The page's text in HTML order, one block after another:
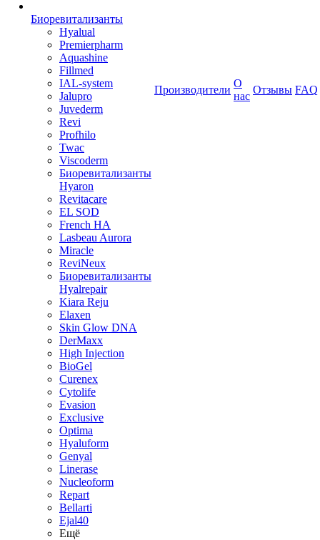
Биоревитализанты
Hyalual
Premierpharm
Aquashine
Fillmed
IAL-system
Jalupro
Juvederm
Revi
Profhilo
Twac
Viscoderm
Биоревитализанты
Hyaron
Revitacare
EL SOD
French HA
Lasbeau Aurora
Miracle
ReviNeux
Биоревитализанты
Hyalrepair
Kiara Reju
Elaxen
Skin Glow DNA
DerMaxx
High Injection
BioGel
Curenex
Cytolife
Evasion
Exclusive
Optima
Hyaluform
Genyal
Linerase
Nucleoform
Repart
Bellarti
Ejal40
Ещё
Производители
О
нас
Отзывы FAQ